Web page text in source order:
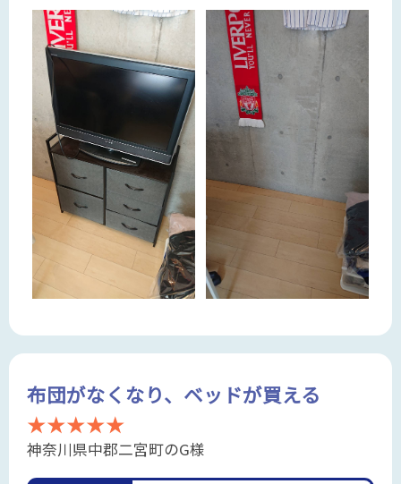
布団がなくなり、ベッドが買える
★★★★★
神奈川県中郡二宮町のG様